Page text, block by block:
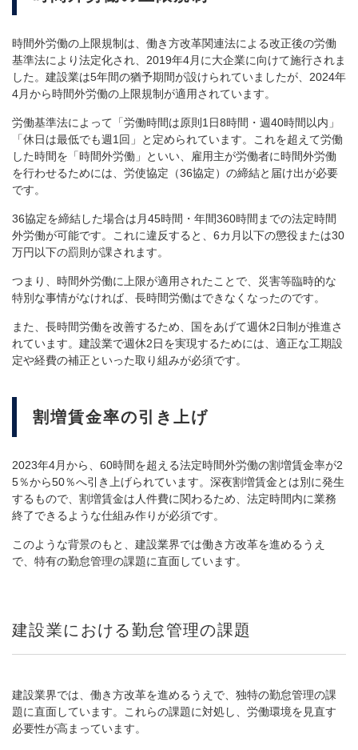
時間外労働の上限規制は、働き方改革関連法による改正後の労働
基準法により法定化され、2019年4月に大企業に向けて施行されま
した。建設業は5年間の猶予期間が設けられていましたが、2024年
4月から時間外労働の上限規制が適用されています。
労働基準法によって「労働時間は原則1日8時間・週40時間以内」
「休日は最低でも週1回」と定められています。これを超えて労働
した時間を「時間外労働」といい、雇用主が労働者に時間外労働
を行わせるためには、労使協定（36協定）の締結と届け出が必要
です。
36協定を締結した場合は月45時間・年間360時間までの法定時間
外労働が可能です。これに違反すると、6カ月以下の懲役または30
万円以下の罰則が課されます。
つまり、時間外労働に上限が適用されたことで、災害等臨時的な
特別な事情がなければ、長時間労働はできなくなったのです。
また、長時間労働を改善するため、国をあげて週休2日制が推進さ
れています。建設業で週休2日を実現するためには、適正な工期設
定や経費の補正といった取り組みが必須です。
割増賃金率の引き上げ
2023年4月から、60時間を超える法定時間外労働の割増賃金率が2
5％から50％へ引き上げられています。深夜割増賃金とは別に発生
するもので、割増賃金は人件費に関わるため、法定時間内に業務
終了できるような仕組み作りが必須です。
このような背景のもと、建設業界では働き方改革を進めるうえ
で、特有の勤怠管理の課題に直面しています。
建設業における勤怠管理の課題
建設業界では、働き方改革を進めるうえで、独特の勤怠管理の課
題に直面しています。これらの課題に対処し、労働環境を見直す
必要性が高まっています。